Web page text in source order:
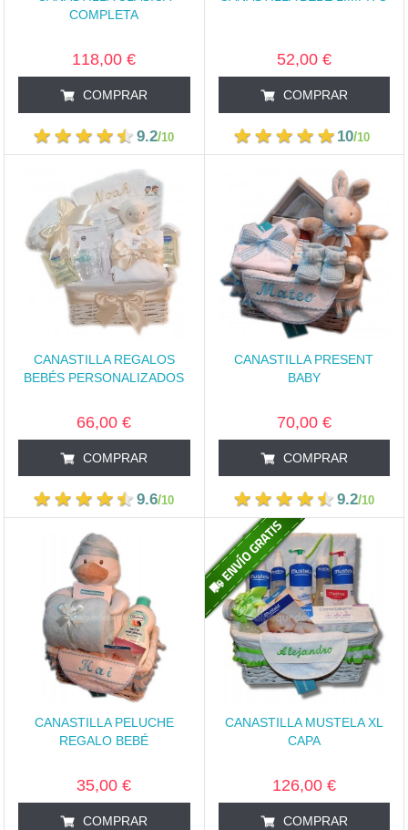
COMPLETA
118,00 €
COMPRAR
9.2/10
52,00 €
COMPRAR
10/10
CANASTILLA REGALOS
BEBÉS PERSONALIZADOS
66,00 €
COMPRAR
9.6/10
CANASTILLA PRESENT
BABY
70,00 €
COMPRAR
9.2/10
CANASTILLA PELUCHE
REGALO BEBÉ
35,00 €
COMPRAR
CANASTILLA MUSTELA XL
CAPA
126,00 €
COMPRAR